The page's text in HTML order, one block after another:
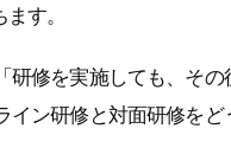
す。
研修を実施しても、そ
ン研修と対面研修を